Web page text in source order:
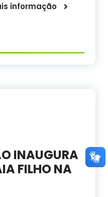
informação
INAUGURA
FILHO NA